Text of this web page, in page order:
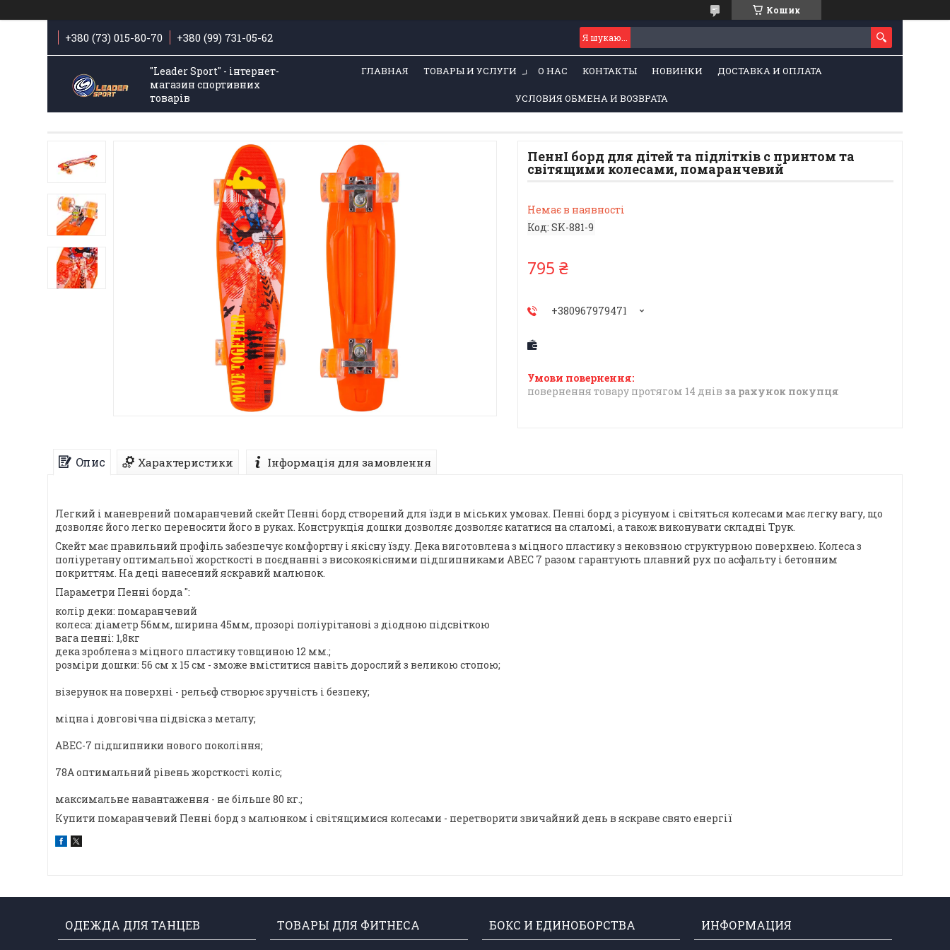
Кошик
+380 (73) 015-80-70 +380 (99) 731-05-62
"Leader Sport" - інтернет-
магазин спортивних
товарів
ГЛАВНАЯ ТОВАРЫ И УСЛУГИ О НАС КОНТАКТЫ НОВИНКИ ДОСТАВКА И ОПЛАТА
УСЛОВИЯ ОБМЕНА И ВОЗВРАТА
ПеннІ борд для дітей та підлітків с принтом та
світящими колесами, помаранчевий
Немає в наявності
Код: SK-881-9
795 ₴
+380967979471
повернення товару протягом 14 днів за рахунок покупця
Опис Характеристики Інформація для замовлення
Легкий і маневрений помаранчевий скейт Пенні борд створений для їзди в міських умовах. Пенні борд з рісунуом і світяться колесами має легку вагу, що
дозволяє його легко переносити його в руках. Конструкція дошки дозволяє дозволяє кататися на слаломі, а також виконувати складні Трук.
Скейт має правильний профіль забезпечує комфортну і якісну їзду. Дека виготовлена з міцного пластику з нековзною структурною поверхнею. Колеса з
поліуретану оптимальної жорсткості в поєднанні з високоякісними підшипниками ABEC 7 разом гарантують плавний рух по асфальту і бетонним
покриттям. На деці нанесений яскравий малюнок.
Параметри Пенні борда ":
колір деки: помаранчевий
колеса: діаметр 56мм, ширина 45мм, прозорі поліурітанові з діодною підсвіткою
вага пенні: 1,8кг
дека зроблена з міцного пластику товщиною 12 мм.;
розміри дошки: 56 см х 15 см - зможе вміститися навіть дорослий з великою стопою;
візерунок на поверхні - рельєф створює зручність і безпеку;
міцна і довговічна підвіска з металу;
ABEC-7 підшипники нового покоління;
78А оптимальний рівень жорсткості коліс;
максимальне навантаження - не більше 80 кг.;
Купити помаранчевий Пенні борд з малюнком і світящимися колесами - перетворити звичайний день в яскраве свято енергії
ОДЕЖДА ДЛЯ ТАНЦЕВ ТОВАРЫ ДЛЯ ФИТНЕСА БОКС И ЕДИНОБОРСТВА ИНФОРМАЦИЯ